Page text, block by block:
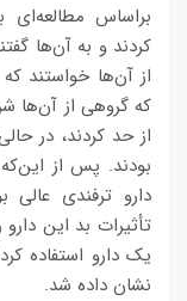
براساس مطالعه‌ای
کردند و به آن‌ها
از آن‌ها خواستند
که گروهی از آن‌ها
از حد کردند، در
بودند. پس از این‌که
دارو ترفندی
تأثیرات بد این
یک دارو استفاده
نشان داده شد.